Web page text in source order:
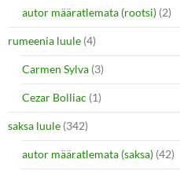
autor määratlemata (rootsi) (2)
rumeenia luule (4)
Carmen Sylva (3)
Cezar Bolliac (1)
saksa luule (342)
autor määratlemata (saksa) (42)